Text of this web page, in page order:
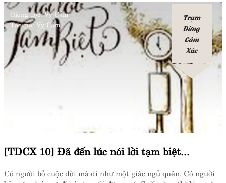
Giọng đọc: Vy Cầm
Tác giả: Vy Cầm
Trạm
Dừng
Cảm
Xúc
[TDCX 10] Đã đến lúc nói lời tạm biệt...
Có người bỏ cuộc đời mà đi như một giấc ngủ quên. Có người